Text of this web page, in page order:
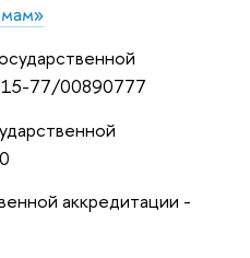
77/00890777
аккредитации -